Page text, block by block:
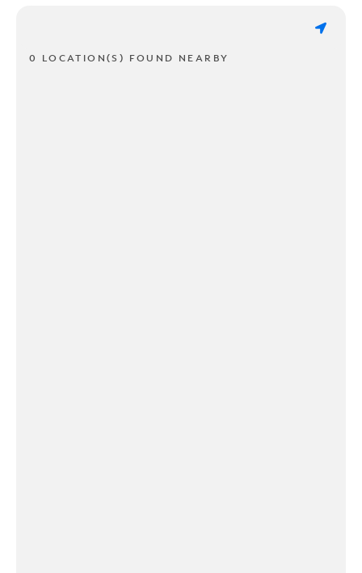
0 LOCATION(S) FOUND NEARBY